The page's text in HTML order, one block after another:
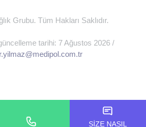
Grubu. Tüm Hakları Saklıdır.
tarihi: 7 Ağustos 2026 /
SİZE NASIL